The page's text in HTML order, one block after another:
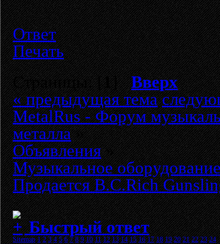
Ответ
Печать
Страницы: [1]Вверх
« предыдущая тема
MetalRus - Форум
металла»
Объявления»
Музыкальное
Продается B.C.Rich
Быстрый ответ
Sitemap 1 2 3 4 5 6 7 8 9 10 11 12 13 14 15 16 17 18 19 20 21 22 23 24